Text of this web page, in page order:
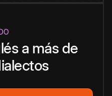
a más de